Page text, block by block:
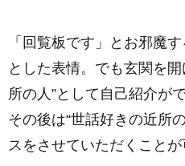
「回覧板です」とお邪魔
とした表情。でも玄関を
所の人”として自己紹介が
その後は“世話好きの近所
スをさせていただくことが